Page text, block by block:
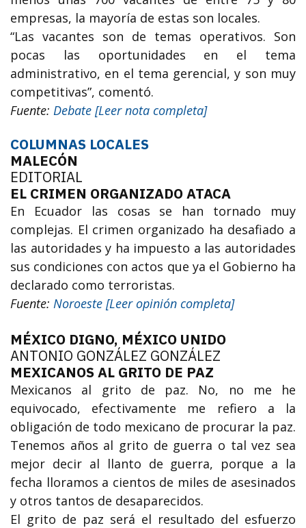
empresas, la mayoría de estas son locales.
“Las vacantes son de temas operativos. Son
pocas las oportunidades en el tema
administrativo, en el tema gerencial, y son muy
competitivas”, comentó.
Fuente: Debate [Leer nota completa]
​COLUMNAS LOCALES
MALECÓN
EDITORIAL
EL CRIMEN ORGANIZADO ATACA
En Ecuador las cosas se han tornado muy
complejas. El crimen organizado ha desafiado a
las autoridades y ha impuesto a las autoridades
sus condiciones con actos que ya el Gobierno ha
declarado como terroristas.
Fuente: Noroeste [Leer opinión completa]
MÉXICO DIGNO, MÉXICO UNIDO
ANTONIO GONZÁLEZ GONZÁLEZ
MEXICANOS AL GRITO DE PAZ
Mexicanos al grito de paz. No, no me he
equivocado, efectivamente me refiero a la
obligación de todo mexicano de procurar la paz.
Tenemos años al grito de guerra o tal vez sea
mejor decir al llanto de guerra, porque a la
fecha lloramos a cientos de miles de asesinados
y otros tantos de desaparecidos.
El grito de paz será el resultado del esfuerzo